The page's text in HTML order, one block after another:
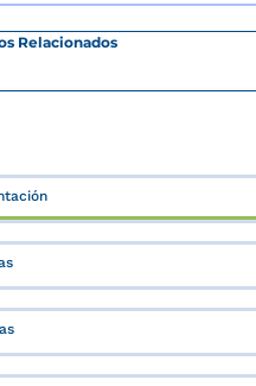
Relacionados